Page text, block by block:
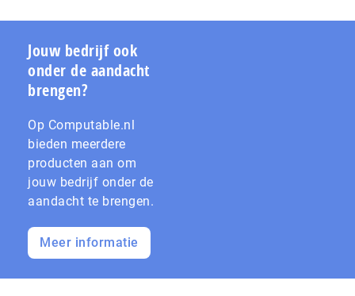
Jouw bedrijf ook
onder de aandacht
brengen?
Op Computable.nl
bieden meerdere
producten aan om
jouw bedrijf onder de
aandacht te brengen.
Meer informatie